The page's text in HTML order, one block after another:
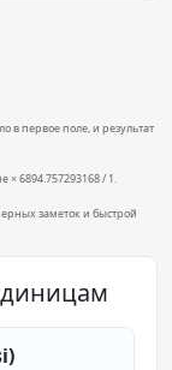
в первое поле, и результат
6894.757293168 / 1.
заметок и быстрой